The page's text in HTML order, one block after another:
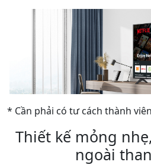
* Cần phải có tư cách thành
Thiết kế mỏng
ngoài